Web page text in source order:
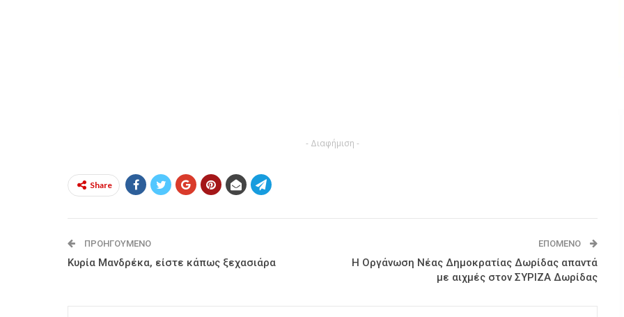
- Διαφήμιση -
Share
ΠΡΟΗΓΟΎΜΕΝΟ
Κυρία Μανδρέκα, είστε κάπως ξεχασιάρα
ΕΠΌΜΕΝΟ
Η Οργάνωση Νέας Δημοκρατίας Δωρίδας απαντά
με αιχμές στον ΣΥΡΙΖΑ Δωρίδας